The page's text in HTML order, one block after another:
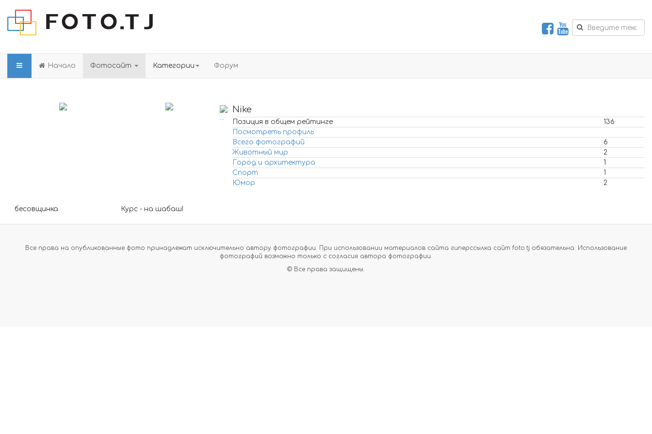
Начало Фотосайт Категории Форум
бесовщинка Курс - на шабаш!
Nike
Позиция в общем рейтинге
136
Посмотреть профиль
Всего фотографий
6
Животный мир
2
Город и архитектура
1
Спорт
1
Юмор
2
Все права на опубликованные фото принадлежат исключительно автору фотографии. При использовании материалов сайта гиперссылка сайт foto.tj обязательна. Использование
фотографий возможно только с согласия автора фотографии.
© Все права защищены.